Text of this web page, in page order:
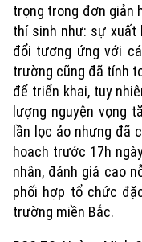
trọng trong đơn giản
thí sinh như: sự xuất
đổi tương ứng với
trường cũng đã tính
để triển khai, tuy
lượng nguyện vọng
lần lọc ảo nhưng đã
hoạch trước 17h
nhận, đánh giá cao
phối hợp tổ chức
trường miền Bắc.